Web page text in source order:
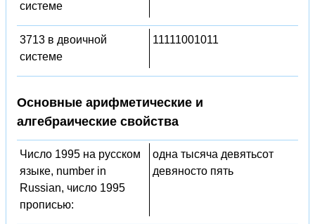
системе
3713 в двоичной
системе
11111001011
Основные арифметические и
алгебраические свойства
Число 1995 на русском
языке, number in
Russian, число 1995
прописью:
одна тысяча девятьсот
девяносто пять